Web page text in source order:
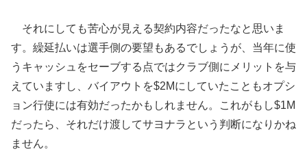
それにしても苦心が見える契約内容だったなと思いま
す。繰延払いは選手側の要望もあるでしょうが、当年に使
うキャッシュをセーブする点ではクラブ側にメリットを与
えていますし、バイアウトを$2Mにしていたこともオプシ
ョン行使には有効だったかもしれません。これがもし$1M
だったら、それだけ渡してサヨナラという判断になりかね
ません。